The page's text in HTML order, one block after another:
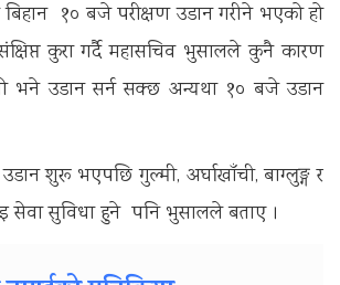
१० बजे परीक्षण उडान गरीने भएकाे हाे
कुरा गर्दै महासचिव भुसालले कुनै कारण
भने उडान सर्न सक्छ अन्यथा १० बजे उडान
उडान शुरू भएपछि गुल्मी, अर्घाखाँची, बाग्लुङ्ग र
सेवा सुविधा हुने पनि भुसालले बताए ।